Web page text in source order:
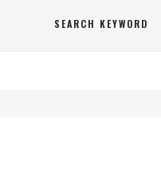
SEARCH KEYWORD